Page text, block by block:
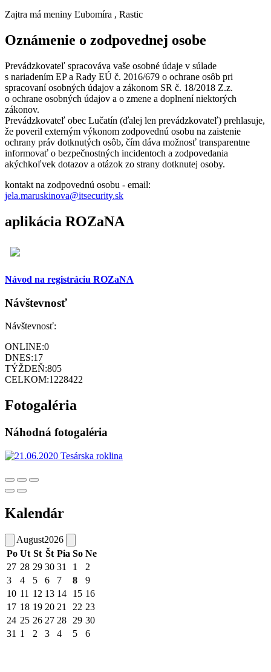
Zajtra má meniny Ľubomíra , Rastic
Oznámenie o zodpovednej osobe
Prevádzkovateľ spracováva vaše osobné údaje v súlade
s nariadením EP a Rady EÚ č. 2016/679 o ochrane osôb pri
spracovaní osobných údajov a zákonom SR č. 18/2018 Z.z.
o ochrane osobných údajov a o zmene a doplnení niektorých
zákonov.
Prevádzkovateľ obec Lučatín (ďalej len prevádzkovateľ) prehlasuje,
že poveril externým výkonom zodpovednú osobu na zaistenie
ochrany práv dotknutých osôb, čím dáva možnosť transparentne
informovať o bezpečnostných incidentoch a zodpovedania
akýchkoľvek dotazov a otázok zo strany dotknutej osoby.
kontakt na zodpovednú osobu - email:
jela.maruskinova@itsecurity.sk
aplikácia ROZaNA
Návod na registráciu ROZaNA
Návštevnosť
Návštevnosť:
ONLINE:0
DNES:17
TÝŽDEŇ:805
CELKOM:1228422
Fotogaléria
Náhodná fotogaléria
Kalendár
August2026
Po Ut St Št Pia So Ne
27 28 29 30 31 1
2
3
4 5 6 7 8
9
10 11 12 13 14 15 16
17 18 19 20 21 22 23
24 25 26 27 28 29 30
31 1 2 3 4 5 6